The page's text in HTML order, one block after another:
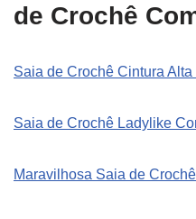
de Crochê
Saia de Crochê Cintura
Saia de Crochê Ladylike
Maravilhosa Saia de